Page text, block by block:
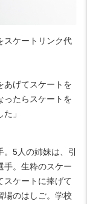
スケートリンク代
あげてスケートを
ったらスケートを
」
5人の姉妹は、引
手。生粋のスケー
スケートに捧げて
場のはしご。学校